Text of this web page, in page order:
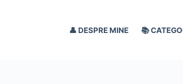
👤 DESPRE MINE 📚